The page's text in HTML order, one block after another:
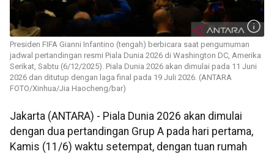
Presiden FIFA Gianni Infantino (tengah) berbicara saat pengumuman
jadwal pertandingan resmi Piala Dunia 2026 di Washington DC, Amerika
Serikat, Sabtu (6/12/2025). Piala Dunia 2026 akan dimulai pada 11 Juni
2026 dan ditutup dengan laga final pada 19 Juli 2026. (ANTARA
FOTO/Xinhua/Jia Haocheng/bar)
Jakarta (ANTARA) - Piala Dunia 2026 akan dimulai
dengan dua pertandingan Grup A pada hari pertama,
Kamis (11/6) waktu setempat, dengan tuan rumah